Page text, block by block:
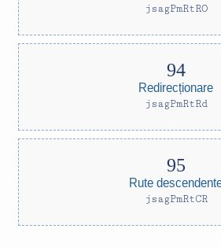
jsagPmRtRO
Redirecționare
jsagPmRtRd
Rute
jsagPmRtCR